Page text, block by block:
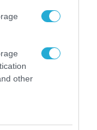
other